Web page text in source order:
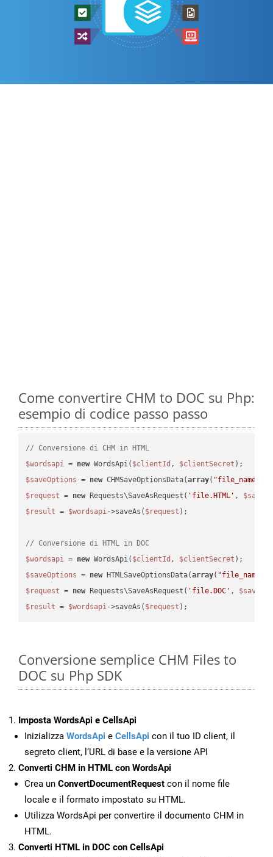
Come convertire CHM to DOC su Php:
esempio di codice passo passo
// Conversione di CHM in HTML
$wordsapi = new WordsApi( $clientId , $clientSecret
$saveOptions = new CHMSaveOptionsData(array( "file_name"
$request = new Requests\SaveAsRequest( 'file.HTML' ,
$result = $wordsapi->saveAs( $request );
// Conversione di HTML in DOC
$wordsapi = new WordsApi( $clientId , $clientSecret
$saveOptions = new HTMLSaveOptionsData(array( "file_name"
$request = new Requests\SaveAsRequest( 'file.DOC' ,
$result = $wordsapi->saveAs( $request
Conversione semplice CHM Files to
DOC su Php SDK
Imposta WordsApi e CellsApi
Inizializza WordsApi e CellsApi con il tuo ID client, il
segreto client, l’URL di base e la versione API
Converti CHM in HTML con WordsApi
Crea un ConvertDocumentRequest con il nome file
locale e il formato impostato su HTML.
Utilizza WordsApi per convertire il documento CHM in
HTML.
Converti HTML in DOC con CellsApi